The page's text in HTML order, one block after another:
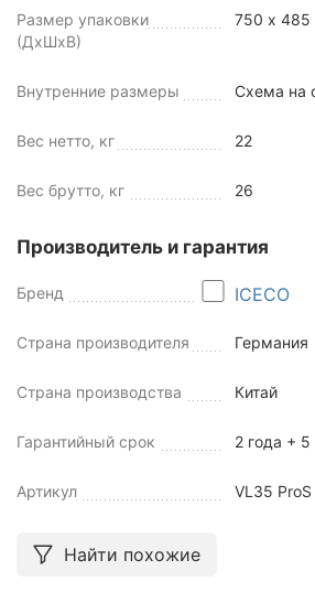
Размер упаковки
(ДхШхВ)
750 х
Внутренние размеры Схема на
Вес нетто, кг 22
Вес брутто, кг 26
Производитель и гарантия
Бренд ICECO
Страна производителя Германия
Страна производства Китай
Гарантийный срок 2 года +
Артикул VL35
Найти похожие